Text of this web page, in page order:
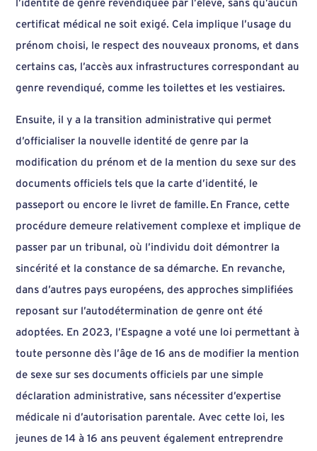
l’identité de genre revendiquée par l’élève, sans qu’aucun
certificat médical ne soit exigé. Cela implique l’usage du
prénom choisi, le respect des nouveaux pronoms, et dans
certains cas, l’accès aux infrastructures correspondant au
genre revendiqué, comme les toilettes et les vestiaires.
Ensuite, il y a la transition administrative qui permet
d’officialiser la nouvelle identité de genre par la
modification du prénom et de la mention du sexe sur des
documents officiels tels que la carte d’identité, le
passeport ou encore le livret de famille. En France, cette
procédure demeure relativement complexe et implique de
passer par un tribunal, où l’individu doit démontrer la
sincérité et la constance de sa démarche. En revanche,
dans d’autres pays européens, des approches simplifiées
reposant sur l’autodétermination de genre ont été
adoptées. En 2023, l’Espagne a voté une loi permettant à
toute personne dès l’âge de 16 ans de modifier la mention
de sexe sur ses documents officiels par une simple
déclaration administrative, sans nécessiter d’expertise
médicale ni d’autorisation parentale. Avec cette loi, les
jeunes de 14 à 16 ans peuvent également entreprendre